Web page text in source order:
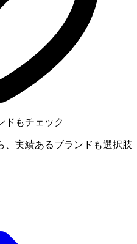
ドもチェック
、実績あるブランドも選択肢